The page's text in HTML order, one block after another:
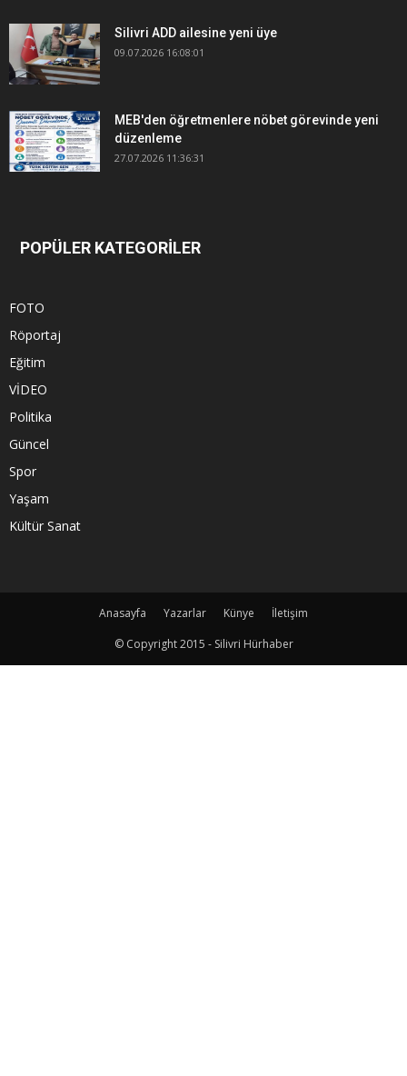
Silivri ADD ailesine yeni üye
09.07.2026 16:08:01
MEB'den öğretmenlere nöbet görevinde yeni
düzenleme
27.07.2026 11:36:31
POPÜLER KATEGORİLER
FOTO
Röportaj
Eğitim
VİDEO
Politika
Güncel
Spor
Yaşam
Kültür Sanat
Anasayfa Yazarlar Künye
İletişim
© Copyright 2015 - Silivri Hürhaber